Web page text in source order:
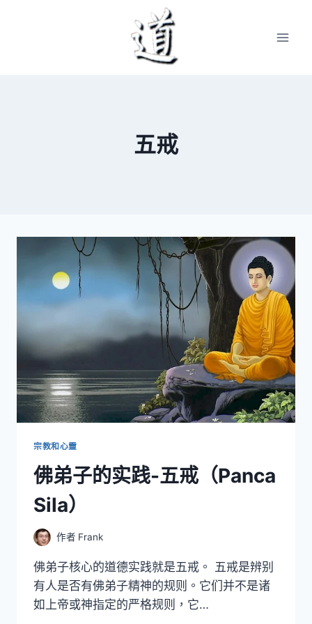
五戒
宗教和心靈
佛弟子的实践-五戒（Panca
Sila）
作者 Frank
佛弟子核心的道德实践就是五戒。 五戒是辨别
有人是否有佛弟子精神的规则。它们并不是诸
如上帝或神指定的严格规则，它…